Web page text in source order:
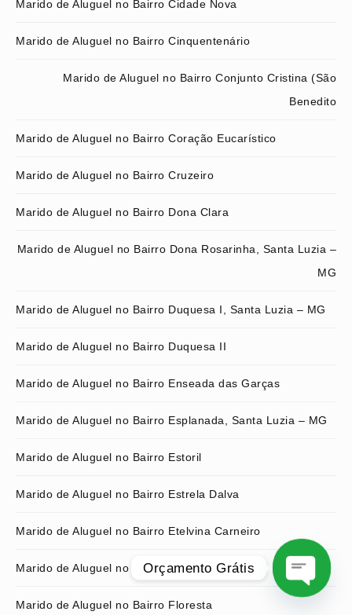
Marido de Aluguel no Bairro Cidade Nova
Marido de Aluguel no Bairro Cinquentenário
Marido de Aluguel no Bairro Conjunto Cristina (São
Benedito
Marido de Aluguel no Bairro Coração Eucarístico
Marido de Aluguel no Bairro Cruzeiro
Marido de Aluguel no Bairro Dona Clara
Marido de Aluguel no Bairro Dona Rosarinha, Santa Luzia –
MG
Marido de Aluguel no Bairro Duquesa I, Santa Luzia – MG
Marido de Aluguel no Bairro Duquesa II
Marido de Aluguel no Bairro Enseada das Garças
Marido de Aluguel no Bairro Esplanada, Santa Luzia – MG
Marido de Aluguel no Bairro Estoril
Marido de Aluguel no Bairro Estrela Dalva
Marido de Aluguel no Bairro Etelvina Carneiro
Marido de Aluguel no Bairro Floramar
Marido de Aluguel no Bairro Floresta
Orçamento Grátis